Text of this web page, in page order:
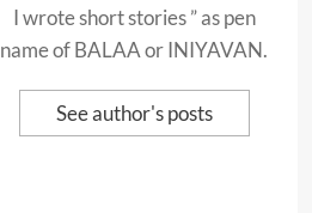
I wrote short stories ” as pen
name of BALAA or INIYAVAN.
See author's posts